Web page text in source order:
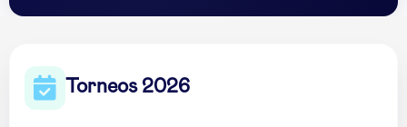
Torneos 2026